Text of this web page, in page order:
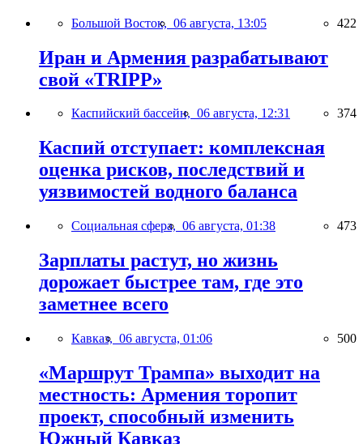
Большой Восток, 06 августа, 13:05 422
Иран и Армения разрабатывают
свой «TRIPP»
Каспийский бассейн, 06 августа, 12:31 374
Каспий отступает: комплексная
оценка рисков, последствий и
уязвимостей водного баланса
Социальная сфера, 06 августа, 01:38 473
Зарплаты растут, но жизнь
дорожает быстрее там, где это
заметнее всего
Кавказ, 06 августа, 01:06 500
«Маршрут Трампа» выходит на
местность: Армения торопит
проект, способный изменить
Южный Кавказ